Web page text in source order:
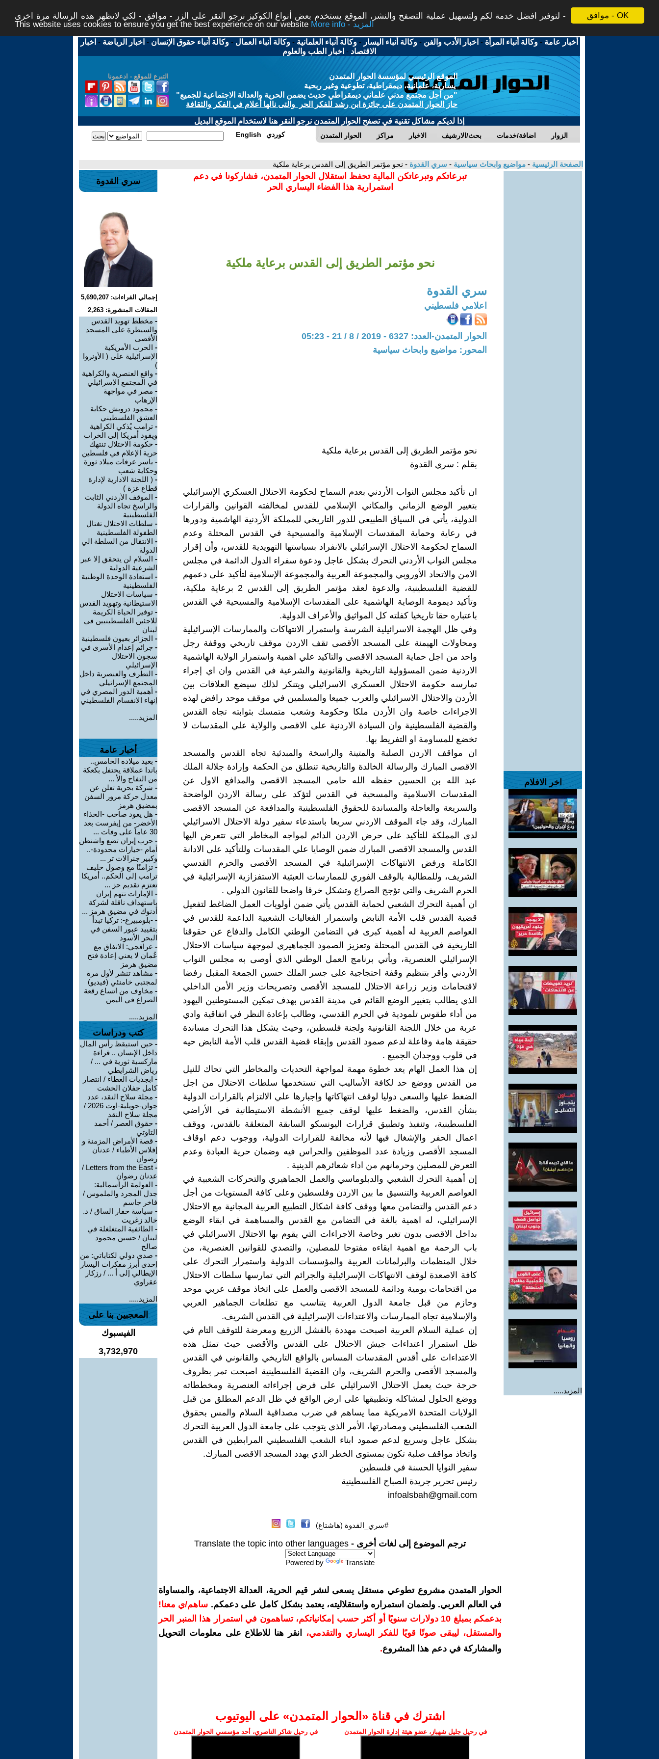
موافق - OK
لتوفير افضل خدمة لكم ولتسهيل عملية التصفح والنشر، الموقع يستخدم بعض أنواع الكوكيز نرجو النقر على الزر - موافق - لكي لاتظهر هذه الرسالة مرة اخرى -
This website uses cookies to ensure you get the best experience on our website
More info - المزيد
أخبار عامة -وكالة أنباء المرأة - اخبار الأدب والفن -وكالة أنباء اليسار -وكالة أنباء العلمانية -وكالة أنباء العمال -وكالة أنباء حقوق الإنسان - اخبار الرياضة - اخبار
الاقتصاد - اخبار الطب والعلوم
التبرع للموقع - ادعمونا
الموقع الرئيسي لمؤسسة الحوار المتمدن
يسارية، علمانية، ديمقراطية، تطوعية وغير ربحية
"من أجل مجتمع مدني علماني ديمقراطي حديث يضمن الحرية والعدالة الاجتماعية للجميع"
حاز الحوار المتمدن على جائزة ابن رشد للفكر الحر والتى نالها أعلام في الفكر والثقافة
إذا لديكم مشاكل تقنية في تصفح الحوار المتمدن نرجو النقر هنا لاستخدام الموقع البديل
الحوار المتمدن مراكز الاخبار بحث/الارشيف اضافة/خدمات الزوار English كوردي
الصفحة الرئيسية - مواضيع وابحاث سياسية - سري القدوة - نحو مؤتمر الطريق إلى القدس برعاية ملكية
اخر الافلام
المزيد.....
تبرعاتكم وتبرعاتكن المالية تحفظ استقلال الحوار المتمدن، فشاركونا في دعم
استمرارية هذا الفضاء اليساري الحر
نحو مؤتمر الطريق إلى القدس برعاية ملكية
سري القدوة
اعلامي فلسطيني
الحوار المتمدن-العدد: 6327 - 2019 / 8 / 21 - 05:23
المحور: مواضيع وابحاث سياسية
نحو مؤتمر الطريق إلى القدس برعاية ملكية
بقلم : سري القدوة
ان تأكيد مجلس النواب الأردني بعدم السماح لحكومة الاحتلال العسكري الإسرائيلي
بتغيير الوضع الزماني والمكاني الإسلامي للقدس لمخالفته القوانين والقرارات
الدولية، يأتي في السياق الطبيعي للدور التاريخي للمملكة الأردنية الهاشمية ودورها
في رعاية وحماية المقدسات الإسلامية والمسيحية في القدس المحتلة وعدم
السماح لحكومة الاحتلال الإسرائيلي بالانفراد بسياستها التهويدية للقدس، وأن إقرار
مجلس النواب الأردني التحرك بشكل عاجل ودعوة سفراء الدول الدائمة في مجلس
الامن والاتحاد الأوروبي والمجموعة العربية والمجموعة الإسلامية لتأكيد على دعمهم
للقضية الفلسطينية، والدعوة لعقد مؤتمر الطريق إلى القدس 2 برعاية ملكية،
وتأكيد ديمومة الوصاية الهاشمية على المقدسات الإسلامية والمسيحية في القدس
باعتباره حقا تاريخيا كفلته كل المواثيق والأعراف الدولية.
وفي ظل الهجمة الاسرائيلية الشرسة واستمرار الانتهاكات والممارسات الإسرائيلية
ومحاولات الهيمنة على المسجد الأقصى تقف الاردن موقف تاريخي ووقفة رجل
واحد من اجل حماية المسجد الاقصى والتاكيد علي اهمية واستمرار الولاية الهاشمية
الاردنية ضمن المسؤولية التاريخية والقانونية والشرعية في القدس وان اي إجراء
تمارسه حكومة الاحتلال العسكري الاسرائيلي ويتنكر لذلك سيضع العلاقات بين
الأردن والاحتلال الاسرائيلي والعرب جميعا والمسلمين في موقف موحد رافض لهذه
الاجراءات خاصة وان الأردن ملكا وحكومة وشعب متمسك بثوابته تجاه القدس
والقضية الفلسطينية وان السيادة الاردنية على الاقصى والولاية علي المقدسات لا
تخضع للمساومة او التفريط بها.
ان مواقف الاردن الصلبة والمتينة والراسخة والمبدئية تجاه القدس والمسجد
الاقصى المبارك والرسالة الخالدة والتاريخية تنطلق من الحكمة وإرادة جلالة الملك
عبد الله بن الحسين حفظه الله حامي المسجد الاقصى والمدافع الاول عن
المقدسات الاسلامية والمسحية في القدس لتؤكد على رسالة الاردن الواضحة
والسريعة والعاجلة والمساندة للحقوق الفلسطينية والمدافعة عن المسجد الاقصى
المبارك، وقد جاء الموقف الاردني سريعا باستدعاء سفير دولة الاحتلال الاسرائيلي
لدى المملكة للتأكيد على حرض الاردن الدائم لمواجه المخاطر التي تتعرض اليها
القدس والمسجد الاقصى المبارك ضمن الوصايا علي المقدسات وللتأكيد على الادانة
الكاملة ورفض الانتهاكات الإسرائيلية في المسجد الأقصى والحرم القدسي
الشريف، وللمطالبة بالوقف الفوري للممارسات العبثية الاستفزازية الإسرائيلية في
الحرم الشريف والتي تؤجج الصراع وتشكل خرقا واضحا للقانون الدولي .
ان أهمية التحرك الشعبي لحماية القدس يأتي ضمن أولويات العمل الضاغط لتفعيل
قضية القدس قلب الأمة النابض واستمرار الفعاليات الشعبية الداعمة للقدس في
العواصم العربية له أهمية كبرى في التضامن الوطني الكامل والدفاع عن حقوقنا
التاريخية في القدس المحتلة وتعزيز الصمود الجماهيري لموجهة سياسات الاحتلال
الإسرائيلي العنصرية، ويأتي برنامج العمل الوطني الذي أوصى به مجلس النواب
الأردني وأقر بتنظيم وقفة احتجاجية على جسر الملك حسين الجمعة المقبل رفضا
لاقتحامات وزير زراعة الاحتلال للمسجد الأقصى وتصريحات وزير الأمن الداخلي
الذي يطالب بتغيير الوضع القائم في مدينة القدس بهدف تمكين المستوطنين اليهود
من أداء طقوس تلمودية في الحرم القدسي، وطالب بإعادة النظر في اتفاقية وادي
عربة من خلال اللجنة القانونية ولجنة فلسطين، وحيث يشكل هذا التحرك مساندة
حقيقة هامة وفاعلة لدعم صمود القدس وإبقاء قضية القدس قلب الأمة النابض حيه
في قلوب ووجدان الجميع .
إن هذا العمل الهام يعد خطوة مهمة لمواجهة التحديات والمخاطر التي تحاك للنيل
من القدس ووضع حد لكافة الأساليب التي تستخدمها سلطات الاحتلال من اجل
الضغط عليها والسعى دوليا لوقف انتهاكاتها وإجبارها علي الالتزام بالقرارات الدولية
بشأن القدس، والضغط عليها لوقف جميع الأنشطة الاستيطانية في الأراضي
الفلسطينية، وتنفيذ وتطبيق قرارات اليونسكو السابقة المتعلقة بالقدس، ووقف
اعمال الحفر والإشغال فيها لأنه مخالفة للقرارات الدولية، ووجوب دعم اوقاف
المسجد الأقصى وزيادة عدد الموظفين والحراس فيه وضمان حرية العبادة وعدم
التعرض للمصلين وحرمانهم من اداء شعائرهم الدينية .
إن أهمية التحرك الشعبي والدبلوماسي والعمل الجماهيري والتحركات الشعبية في
العواصم العربية والتنسيق ما بين الاردن وفلسطين وعلى كافة المستويات من أجل
دعم القدس والتضامن معها ووقف كافة اشكال التطبيع العربية المجانية مع الاحتلال
الإسرائيلي، له اهمية بالغة في التضامن مع القدس والمساهمة في ابقاء الوضع
بداخل الاقصى بدون تغير وخاصة الاجراءات التي يقوم بها الاحتلال الاسرائيلي في
باب الرحمة مع اهمية ابقاءه مفتوحا للمصلين، والتصدي للقوانين العنصرية، من
خلال المنظمات والبرلمانات العربية والمؤسسات الدولية واستمرار التحرك على
كافة الاصعدة لوقف الانتهاكات الإسرائيلية والجرائم التي تمارسها سلطات الاحتلال
من اقتحامات يومية ودائمة للمسجد الاقصى والعمل على اتخاذ موقف عربي موحد
وحازم من قبل جامعة الدول العربية يتناسب مع تطلعات الجماهير العربي
والإسلامية تجاه الممارسات والاعتداءات الإسرائيلية في القدس الشريف.
إن عملية السلام العربية اصبحت مهددة بالفشل الزريع ومعرضة للتوقف التام في
ظل استمرار اعتداءات جيش الاحتلال على القدس والأقصى حيث تمثل هذه
الاعتداءات على أقدس المقدسات المساس بالواقع التاريخي والقانوني في القدس
والمسجد الأقصى والحرم الشريف، وان القضيةَ الفلسطينية اصبحت تمر بظروف
حرجة حيث يعمل الاحتلال الاسرائيلي على فرض إجراءاته العنصرية ومخططاته
ووضع الحلول لمشاكله وتطبيقها على ارض الواقع في ظل الدعم المطلق من قبل
الولايات المتحدة الامريكية مما يساهم في ضرب مصداقية السلام والمس بحقوق
الشعب الفلسطيني ومصادرتها، الأمر الذي يتوجب على جامعة الدول العربية التحرك
بشكل عاجل وسريع لدعم صمود ابناء الشعب الفلسطيني المرابطين في القدس
واتخاذ مواقف صلبة تكون بمستوى الخطر الذي يهدد المسجد الاقصى المبارك.
سفير النوايا الحسنة في فلسطين
رئيس تحرير جريدة الصباح الفلسطينية
infoalsbah@gmail.com
#سري_القدوة (هاشتاغ)
ترجم الموضوع إلى لغات أخرى - Translate the topic into other languages
Powered by Translate
الحوار المتمدن مشروع تطوعي مستقل يسعى لنشر قيم الحرية، العدالة الاجتماعية، والمساواة
في العالم العربي. ولضمان استمراره واستقلاليته، يعتمد بشكل كامل على دعمكم. ساهم/ي معنا!
بدعمكم بمبلغ 10 دولارات سنويًا أو أكثر حسب إمكانياتكم، تساهمون في استمرار هذا المنبر الحر
والمستقل، ليبقى صوتًا قويًا للفكر اليساري والتقدمي،
انقر هنا للاطلاع على معلومات التحويل
والمشاركة في دعم هذا المشروع.
اشترك في قناة ‫«الحوار المتمدن» على اليوتيوب
في رحيل جليل شهباز، عضو هيئة إدارة الحوار المتمدن في رحيل شاكر الناصري، أحد مؤسسي الحوار المتمدن
سري القدوة
إجمالي القراءات: 5,690,207
المقالات المنشورة: 2,263
- مخطط تهويد القدس
والسيطرة على المسجد
الأقصى
- الحرب الأمريكية
الإسرائيلية على ( الأونروا
)
- واقع العنصرية والكراهية
في المجتمع الإسرائيلي
- مصر في مواجهة
الإرهاب
- محمود درويش حكاية
العشق الفلسطيني
- ترامب يُذكي الكراهية
ويقود أمريكا إلى الخراب
- حكومة الاحتلال تنتهك
حرية الإعلام في فلسطين
- ياسر عرفات ميلاد ثورة
وحكاية شعب
- ( اللجنة الادارية لإدارة
قطاع غزة )
- الموقف الأردني الثابت
والراسخ تجاه الدولة
الفلسطينية
- سلطات الاحتلال تغتال
الطفولة الفلسطينية
- الانتقال من السلطة الي
الدولة
- السلام لن يتحقق إلا عبر
الشرعية الدولية
- استعادة الوحدة الوطنية
الفلسطينية
- سياسات الاحتلال
الاستيطانية وتهويد القدس
- توفير الحياة الكريمة
للاجئين الفلسطينيين في
لبنان
- الجزائر بعيون فلسطينية
- جرائم إعدام الأسرى في
سجون الاحتلال
الإسرائيلي
- التطرف والعنصرية داخل
المجتمع الإسرائيلي
- أهمية الدور المصري في
إنهاء الانقسام الفلسطيني
المزيد.....
أخبار عامة
- بعيد ميلاده الخامس..
باندا عملاقة يحتفل بكعكة
من التفاح والأ ...
- شركة بحرية تعلن عن
معدل حركة مرور السفن
بمضيق هرمز
- هل يعود صاحب -الحذاء
الأخضر- من إيفرست بعد
30 عاماً على وفات ...
- حرب إيران تضع واشنطن
أمام -خيارات محدودة-..
وكبير جنرالات تر ...
- تزامنًا مع وصول حليف
ترامب إلى الحكم.. أمريكا
تعتزم تقديم حز ...
- الإمارات تتهم إيران
باستهداف ناقلة لشركة
أدنوك في مضيق هرمز ...
- -بلومبيرغ-: تركيا تبدأ
بتقييد عبور السفن في
البحر الأسود
- عراقجي: الاتفاق مع
عُمان لا يعني إعادة فتح
مضيق هرمز
- مشاهد تنشر لأول مرة
لمجتبى خامنئي (فيديو)
- مخاوف من اتساع رقعة
الصراع في اليمن
المزيد.....
كتب ودراسات
- حين استيقظ رأس المال
داخل الإنسان .. قراءة
ماركسية ثورية في ... /
رياض الشرايطي
- ابجديات العطاء / انتصار
كامل جفلان الخشت
- مجلة سلاح النقد، عدد
جوان-جويلية-اوت 2026 /
مجلة سلاح النقد
- حقوق العصر / أحمد
التاوتي
- قصة الأمراض المزمنة و
إفلاس الأطباء / عدنان
رضوان
-
Letters from the East /
عدنان رضوان
- العولمة الرأسمالية:
جدل المجرد والملموس /
فاخر جاسم
- سياسة حفار الساق / د.
خالد زغريت
- الطائفية المتغلغلة في
لبنان / حسين محمود
صالح
- صدى دولي لكتاباتي: من
إحدى أبرز مفكرات اليسار
الإيطالي إلى أ ... / رزكار
عقراوي
المزيد.....
المعجبين بنا على
الفيسبوك
3,732,970